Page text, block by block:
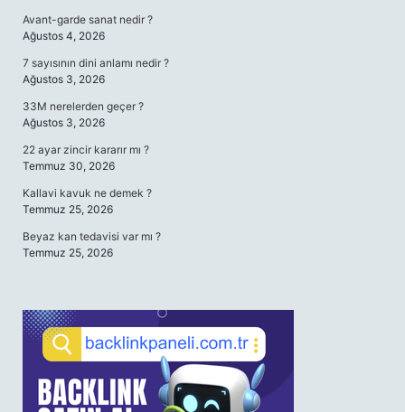
Avant-garde sanat nedir ?
Ağustos 4, 2026
7 sayısının dini anlamı nedir ?
Ağustos 3, 2026
33M nerelerden geçer ?
Ağustos 3, 2026
22 ayar zincir kararır mı ?
Temmuz 30, 2026
Kallavi kavuk ne demek ?
Temmuz 25, 2026
Beyaz kan tedavisi var mı ?
Temmuz 25, 2026